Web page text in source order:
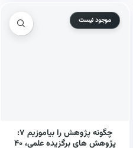
موجود نیست
چگونه پژوهش را بیاموزیم ۷:
پژوهش های برگزیده علمی، ۴۰